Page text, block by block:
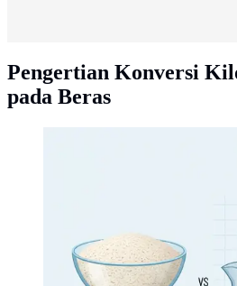
Pengertian Konversi
pada Beras